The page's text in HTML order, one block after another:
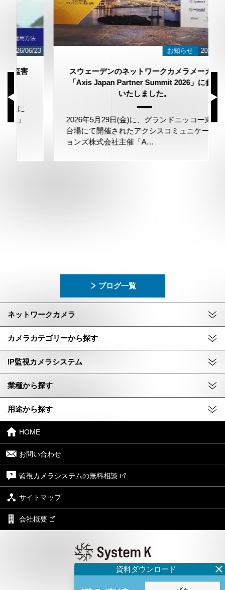
23 お知らせ 2026/06/12
スウェーデンのネットワークカメラメーカー
「Axis Japan Partner Summit 2026」に参加
いたしました。
2026年5月29日(金)に、グランドニッコー東京
台場にて開催されたアクシスコミュニケーシ
ョンズ株式会社主催「A…
ブログ一覧
ネットワークカメラ
カメラカテゴリーから探す
IP監視カメラシステム
業種から探す
用途から探す
HOME
お問い合わせ
監視カメラシステムの無料相談
サイトマップ
会社概要
株式会社システム・ケイ